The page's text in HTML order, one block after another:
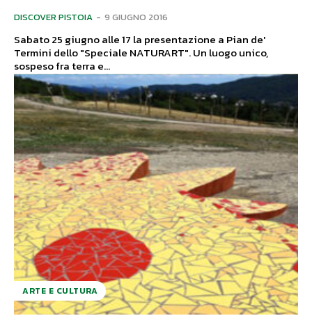
DISCOVER PISTOIA - 9 GIUGNO 2016
Sabato 25 giugno alle 17 la presentazione a Pian de'
Termini dello "Speciale NATURART". Un luogo unico,
sospeso fra terra e...
ARTE E CULTURA